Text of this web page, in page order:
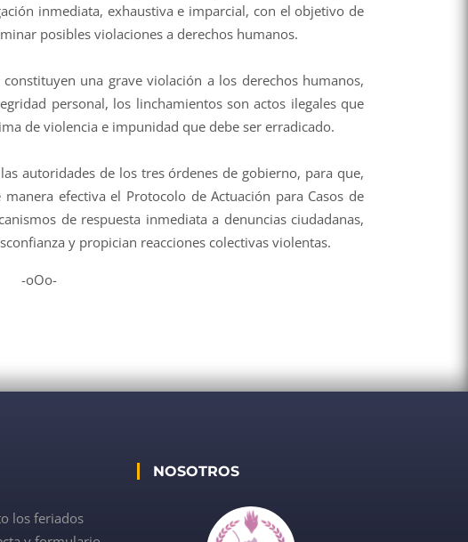
inmediata, exhaustiva e imparcial, con el objetivo de
posibles violaciones a derechos humanos.
una grave violación a los derechos humanos,
personal, los linchamientos son actos ilegales que
de violencia e impunidad que debe ser erradicado.
autoridades de los tres órdenes de gobierno, para que,
efectiva el Protocolo de Actuación para Casos de
de respuesta inmediata a denuncias ciudadanas,
y propician reacciones colectivas violentas.
-oOo-
los feriados
NOSOTROS